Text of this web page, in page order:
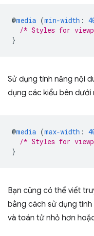
@media (min-width :
/* Styles for
}
Sử dụng tính năng nội
dụng các kiểu bên
@media (max-width :
/* Styles for
}
Bạn cũng có thể viết
bằng cách sử dụng
và toán tử nhỏ hơn